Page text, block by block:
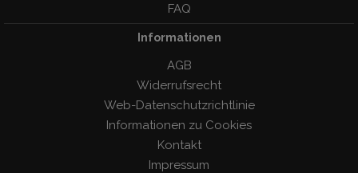
FAQ
Informationen
AGB
Widerrufsrecht
Web-Datenschutzrichtlinie
Informationen zu Cookies
Kontakt
Impressum